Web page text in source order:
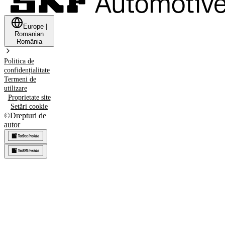
Europe
Romanian
România
Politica de
confidențialitate
Termeni de
utilizare
Proprietate site
Setări cookie
©Drepturi de
autor